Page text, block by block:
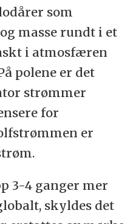
som
masse rundt i et
i atmosfæren
polene er det
strømmer
for
er
3-4 ganger mer
skyldes det